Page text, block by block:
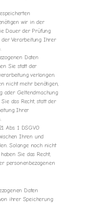
wir in der
Dauer der Prüfung
der Verarbeitung Ihrer
Daten
Sie statt der
verlangen.
nicht mehr benötigen,
oder Geltendmachung
das Recht, statt der
Ihrer
Abs. 1 DSGVO
Ihren und
Solange noch nicht
Sie das Recht,
personenbezogenen
Daten
ihrer Speicherung